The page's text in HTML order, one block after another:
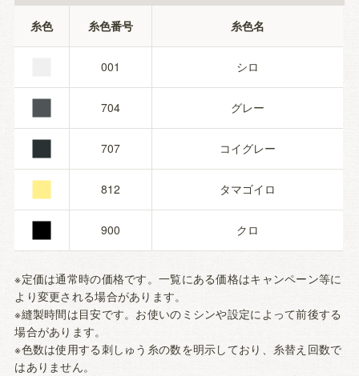
糸色 糸色番号 糸色名
■ 001 シロ
■ 704 グレー
■ 707 コイグレー
■ 812 タマゴイロ
■ 900 クロ
※定価は通常時の価格です。一覧にある価格はキャンペーン等に
より変更される場合があります。
※縫製時間は目安です。お使いのミシンや設定によって前後する
場合があります。
※色数は使用する刺しゅう糸の数を明示しており、糸替え回数で
はありません。